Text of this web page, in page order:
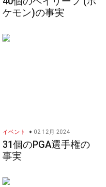
ケモン)の事実
イベント 02 12月 2024
31個のPGA選手権の
事実